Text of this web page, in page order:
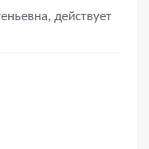
действует